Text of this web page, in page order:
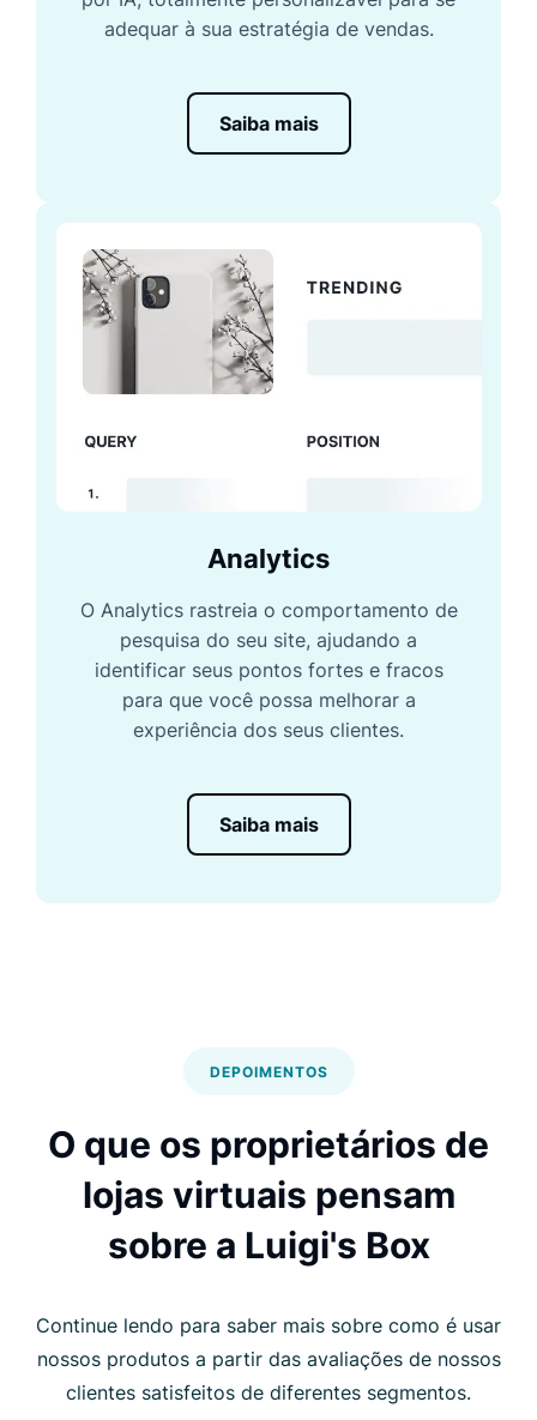
adequar à sua estratégia de vendas.
Saiba mais
Analytics
O Analytics rastreia o comportamento de
pesquisa do seu site, ajudando a
identificar seus pontos fortes e fracos
para que você possa melhorar a
experiência dos seus clientes.
Saiba mais
DEPOIMENTOS
O que os proprietários de
lojas virtuais pensam
sobre a Luigi's Box
Continue lendo para saber mais sobre como é usar
nossos produtos a partir das avaliações de nossos
clientes satisfeitos de diferentes segmentos.